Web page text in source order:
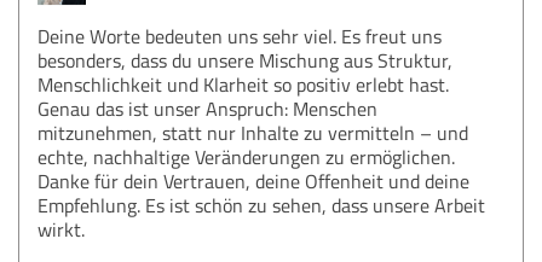
Deine Worte bedeuten uns sehr viel. Es freut uns
besonders, dass du unsere Mischung aus Struktur,
Menschlichkeit und Klarheit so positiv erlebt hast.
Genau das ist unser Anspruch: Menschen
mitzunehmen, statt nur Inhalte zu vermitteln – und
echte, nachhaltige Veränderungen zu ermöglichen.
Danke für dein Vertrauen, deine Offenheit und deine
Empfehlung. Es ist schön zu sehen, dass unsere Arbeit
wirkt.